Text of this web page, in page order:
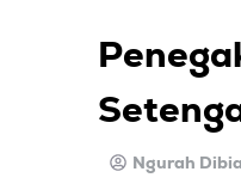
Ngurah Dibia